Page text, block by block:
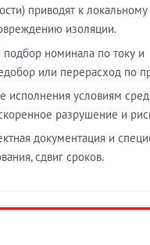
приводят к локальному
изоляции.
номинала по току и
или перерасход по
исполнения условиям
разрушение и
документация и
сдвиг сроков.